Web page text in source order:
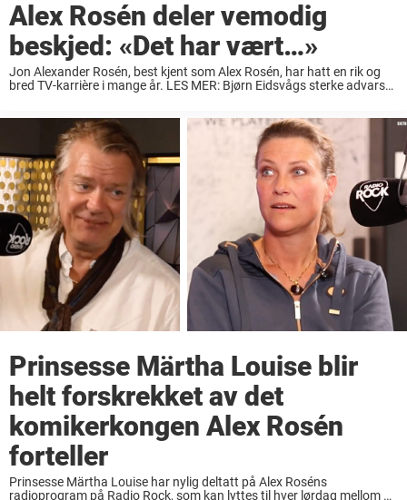
Alex Rosén deler vemodig
beskjed: «Det har vært…»
Jon Alexander Rosén, best kjent som Alex Rosén, har hatt en rik og
bred TV-karrière i mange år. LES MER: Bjørn Eidsvågs sterke advarsel
Prinsesse Märtha Louise blir
helt forskrekket av det
komikerkongen Alex Rosén
forteller
Prinsesse Märtha Louise har nylig deltatt på Alex Roséns
radioprogram på Radio Rock, som kan lyttes til hver lørdag mellom 15